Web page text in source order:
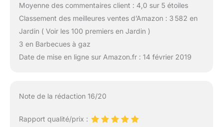
Moyenne des commentaires client : 4,0 sur 5 étoiles
Classement des meilleures ventes d’Amazon : 3 582 en
Jardin ( Voir les 100 premiers en Jardin )
3 en Barbecues à gaz
Date de mise en ligne sur Amazon.fr : 14 février 2019
Note de la rédaction 16/20
Rapport qualité/prix :